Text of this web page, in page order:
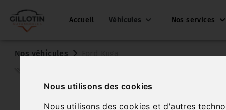
Nous utilisons des cookies
Nous utilisons des cookies et d'autres
Accueil Véhicules Nos services
Nos véhicules